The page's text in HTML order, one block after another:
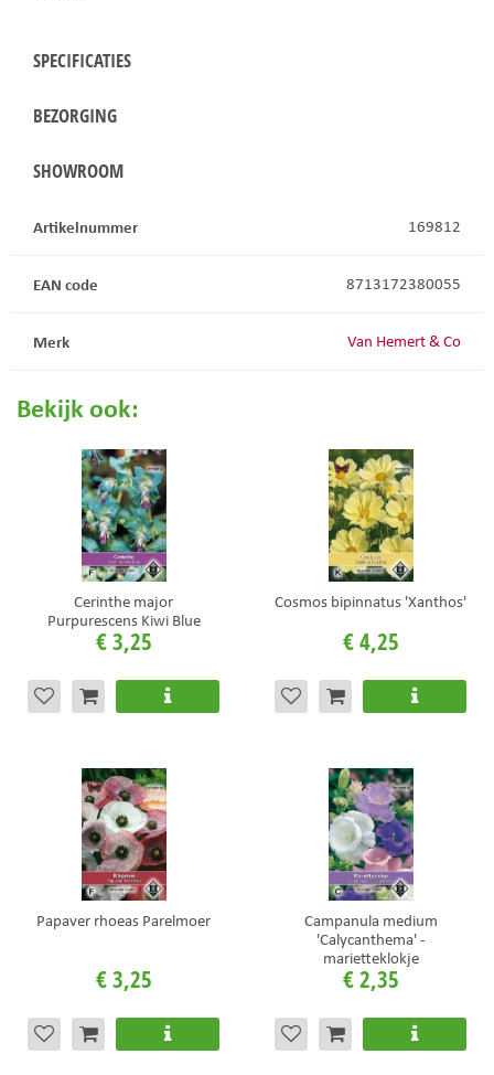
SPECIFICATIES
BEZORGING
SHOWROOM
Artikelnummer 169812
EAN code 8713172380055
Merk Van Hemert & Co
Bekijk ook:
Cerinthe major
Purpurescens Kiwi Blue
€3,25
Cosmos bipinnatus 'Xanthos'
€4,25
Papaver rhoeas Parelmoer
€3,25
Campanula medium
'Calycanthema' -
marietteklokje
€2,35